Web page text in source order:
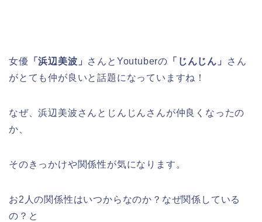
女優 「浜辺美波」 さんとYoutuberの 「じんじん」
さん
がとても仲が良いと話題になっていますね！
なぜ、浜辺美波さんとじんじんさんが仲良くなったの
か、
そのきっかけや関係性が気になります。
お2人の関係性はいつからなのか？なぜ関係している
の？と